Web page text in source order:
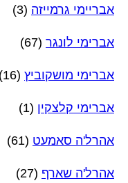
אבריימי גרמייזה (3)
אברימי לונגר (67)
אברימי מושקוביץ (16)
אברימי קלצקין (1)
אהרל'ה סאמעט (61)
אהרל'ה שארף (27)